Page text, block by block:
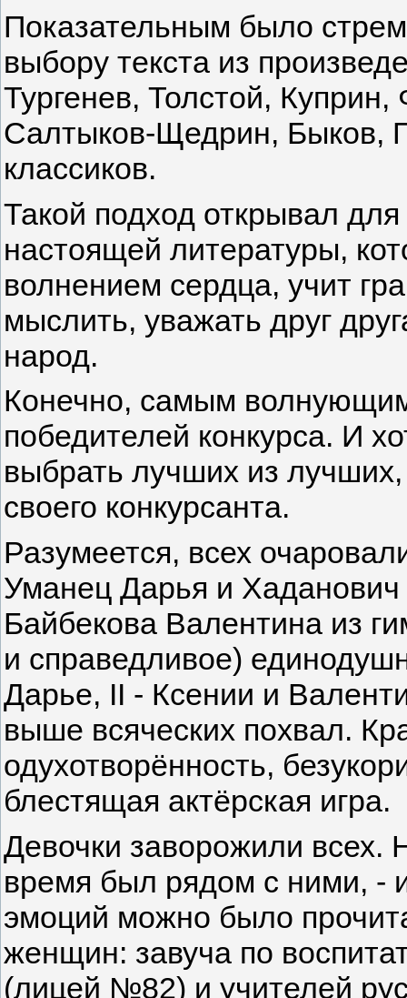
Показательным было
выбору текста из
Тургенев, Толстой,
Салтыков-Щедрин, Быков,
классиков.
Такой подход открывал
настоящей литературы,
волнением сердца, учит
мыслить, уважать друг
народ.
Конечно, самым
победителей конкурса. И
выбрать лучших из
своего конкурсанта.
Разумеется, всех
Уманец Дарья и
Байбекова Валентина из
и справедливое)
Дарье, II - Ксении и
выше всяческих похвал.
одухотворённость,
блестящая актёрская игра.
Девочки заворожили всех.
время был рядом с ними, -
эмоций можно было
женщин: завуча по
(лицей №82) и учителей